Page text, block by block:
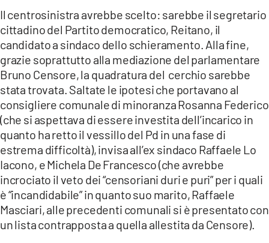
Network
LACPLAY.IT
LACTV.IT
LACONAIR.IT
LACITYMAG.IT
ILREGGINO.IT
COSENZACHANNEL.IT
ILVIBONESE.IT
CATANZAROCHANNEL.IT
Il centrosinistra avrebbe scelto: sarebbe il segretario
cittadino del Partito democratico, Reitano, il
candidato a sindaco dello schieramento. Alla fine,
grazie soprattutto alla mediazione del parlamentare
Bruno Censore, la quadratura del cerchio sarebbe
stata trovata. Saltate le ipotesi che portavano al
consigliere comunale di minoranza Rosanna Federico
(che si aspettava di essere investita dell’incarico in
quanto ha retto il vessillo del Pd in una fase di
estrema difficoltà), invisa all’ex sindaco Raffaele Lo
Iacono, e Michela De Francesco (che avrebbe
incrociato il veto dei “censoriani duri e puri” per i quali
è “incandidabile” in quanto suo marito, Raffaele
Masciari, alle precedenti comunali si è presentato con
un lista contrapposta a quella allestita da Censore).